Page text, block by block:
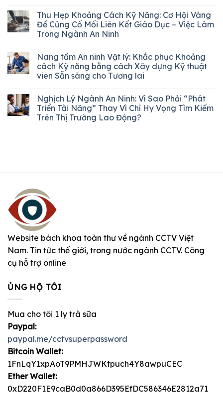
Thu Hẹp Khoảng Cách Kỹ Năng: Cơ Hội Vàng
Để Củng Cố Mối Liên Kết Giáo Dục – Việc Làm
Trong Ngành An Ninh
Nâng tầm An ninh Vật lý: Khắc phục Khoảng
cách Kỹ năng bằng cách Xây dựng Kỹ thuật
viên Sẵn sàng cho Tương lai
Nghịch Lý Ngành An Ninh: Vì Sao Phải “Phát
Triển Tài Năng” Thay Vì Chỉ Hy Vọng Tìm Kiếm
Trên Thị Trường Lao Động?
Website bách khoa toàn thư về ngành CCTV Việt
Nam. Tin tức thế giới, trong nước ngành CCTV. Công
cụ hỗ trợ online
ỦNG HỘ TÔI
Mua cho tôi 1 ly trà sữa
Paypal:
paypal.me/cctvsuperpassword
Bitcoin Wallet:
1FnLqY1xpAoT9PMHJWKtpuch4Y8awpuCEC
Ether Wallet:
0xD220F1E9caB0d0a866D395EfDC586346E2812a71